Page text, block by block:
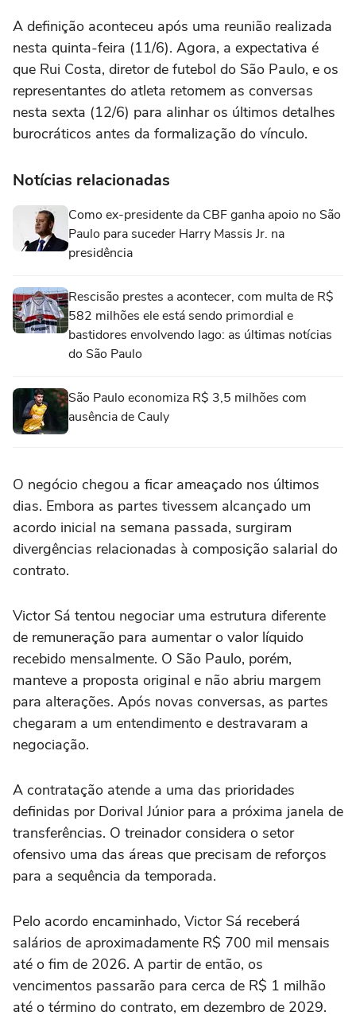
A definição aconteceu após uma reunião realizada
nesta quinta-feira (11/6). Agora, a expectativa é
que Rui Costa, diretor de futebol do São Paulo, e os
representantes do atleta retomem as conversas
nesta sexta (12/6) para alinhar os últimos detalhes
burocráticos antes da formalização do vínculo.
Notícias relacionadas
Como ex-presidente da CBF ganha apoio no São
Paulo para suceder Harry Massis Jr. na
presidência
Rescisão prestes a acontecer, com multa de R$
582 milhões ele está sendo primordial e
bastidores envolvendo Iago: as últimas notícias
do São Paulo
São Paulo economiza R$ 3,5 milhões com
ausência de Cauly
O negócio chegou a ficar ameaçado nos últimos
dias. Embora as partes tivessem alcançado um
acordo inicial na semana passada, surgiram
divergências relacionadas à composição salarial do
contrato.
Victor Sá tentou negociar uma estrutura diferente
de remuneração para aumentar o valor líquido
recebido mensalmente. O São Paulo, porém,
manteve a proposta original e não abriu margem
para alterações. Após novas conversas, as partes
chegaram a um entendimento e destravaram a
negociação.
A contratação atende a uma das prioridades
definidas por Dorival Júnior para a próxima janela de
transferências. O treinador considera o setor
ofensivo uma das áreas que precisam de reforços
para a sequência da temporada.
Pelo acordo encaminhado, Victor Sá receberá
salários de aproximadamente R$ 700 mil mensais
até o fim de 2026. A partir de então, os
vencimentos passarão para cerca de R$ 1 milhão
até o término do contrato, em dezembro de 2029.